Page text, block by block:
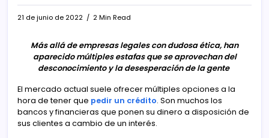
21 de junio de 2022 2 Min Read
Más allá de empresas legales con dudosa ética, han
aparecido múltiples estafas que se aprovechan del
desconocimiento y la desesperación de la gente
El mercado actual suele ofrecer múltiples opciones a la
hora de tener que pedir un crédito. Son muchos los
bancos y financieras que ponen su dinero a disposición de
sus clientes a cambio de un interés.